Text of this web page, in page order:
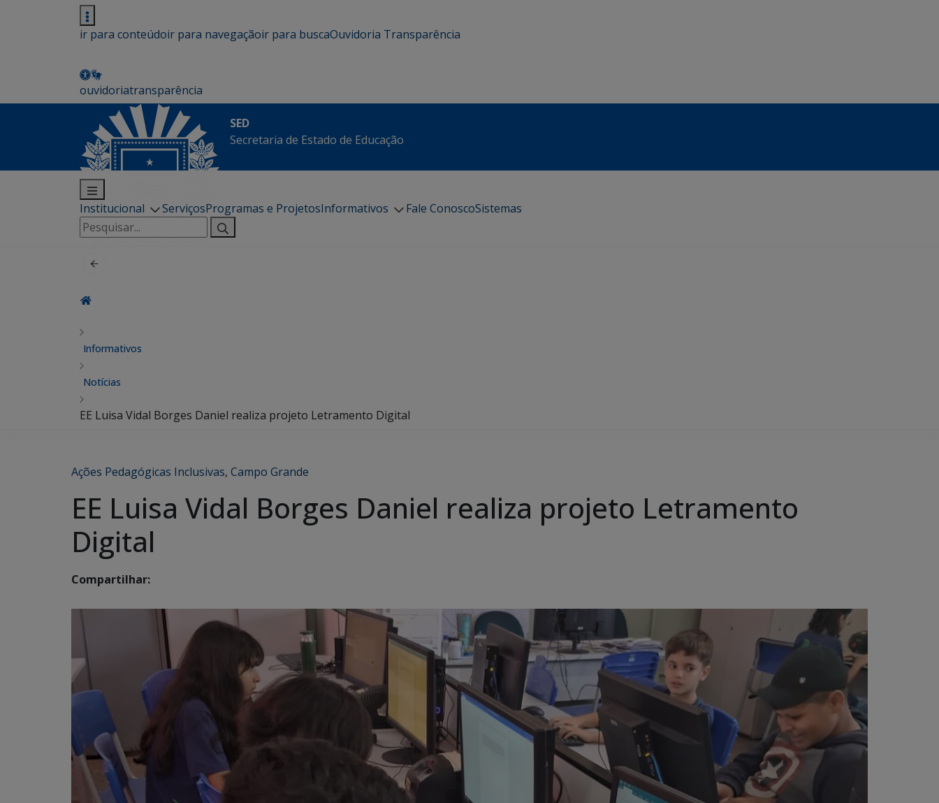
ir para conteúdoir para navegaçãoir para buscaOuvidoria Transparência
ouvidoriatransparência
SED
Secretaria de Estado de Educação
Institucional ServiçosProgramas e ProjetosInformativos Fale ConoscoSistemas
Pesquisar
por:
Informativos
Notícias
EE Luisa Vidal Borges Daniel realiza projeto Letramento Digital
Ações Pedagógicas Inclusivas, Campo Grande
EE Luisa Vidal Borges Daniel realiza projeto Letramento
Digital
Compartilhar: